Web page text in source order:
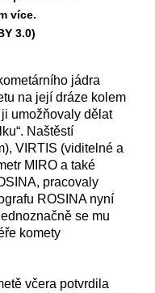
více.
3.0)
jádra
na její dráze kolem
umožňovaly dělat
Naštěstí
VIRTIS (viditelné a
MIRO a také
pracovaly
ROSINA nyní
se mu
komety
včera potvrdila